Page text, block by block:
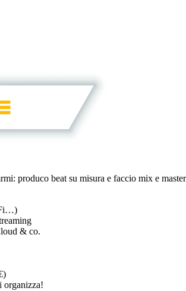
produco beat su misura e faccio mix e
& co.
organizza!